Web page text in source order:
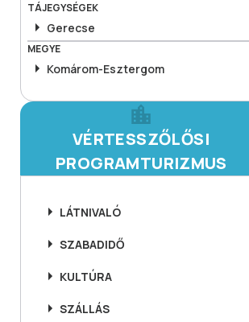
TÁJEGYSÉGEK
Gerecse
MEGYE
Komárom-Esztergom
VÉRTESSZŐLŐSI
PROGRAMTURIZMUS
LÁTNIVALÓ
SZABADIDŐ
KULTÚRA
SZÁLLÁS